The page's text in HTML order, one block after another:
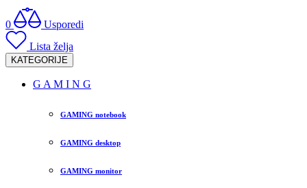
0
Usporedi
Lista želja
KATEGORIJE
G A M I N G
GAMING notebook
GAMING desktop
GAMING monitor